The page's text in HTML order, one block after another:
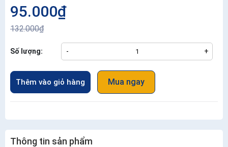
95.000₫
132.000₫
Số lượng: - +
Thêm vào giỏ hàng Mua ngay
Thông tin sản phẩm